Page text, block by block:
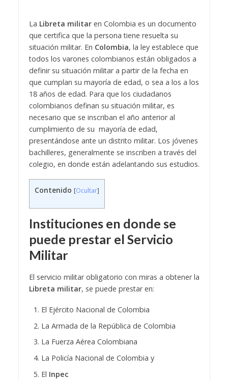
La Libreta militar en Colombia es un documento
que certifica que la persona tiene resuelta su
situación militar. En Colombia, la ley establece que
todos los varones colombianos están obligados a
definir su situación militar a partir de la fecha en
que cumplan su mayoría de edad, o sea a los a los
18 años de edad. Para que los ciudadanos
colombianos definan su situación militar, es
necesario que se inscriban el año anterior al
cumplimiento de su mayoría de edad,
presentándose ante un distrito militar. Los jóvenes
bachilleres, generalmente se inscriben a través del
colegio, en donde están adelantando sus estudios.
Contenido [Ocultar]
Instituciones en donde se
puede prestar el Servicio
Militar
El servicio militar obligatorio con miras a obtener la
Libreta militar, se puede prestar en:
El Ejército Nacional de Colombia
La Armada de la República de Colombia
La Fuerza Aérea Colombiana
La Policía Nacional de Colombia y
El Inpec